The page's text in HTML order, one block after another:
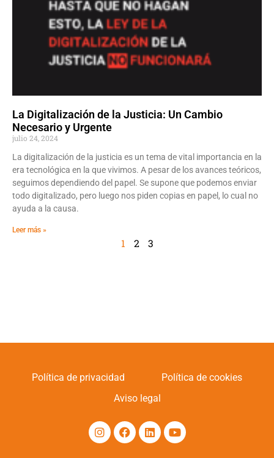
La Digitalización de la Justicia: Un Cambio
Necesario y Urgente
julio 24, 2024
La digitalización de la justicia es un tema de vital importancia en la
era tecnológica en la que vivimos. A pesar de los avances teóricos,
seguimos dependiendo del papel. Se supone que podemos enviar
todo digitalizado, pero luego nos piden copias en papel, lo cual no
ayuda a la causa.
Leer más »
1 2 3
Política de privacidad
Política de cookies
Aviso legal